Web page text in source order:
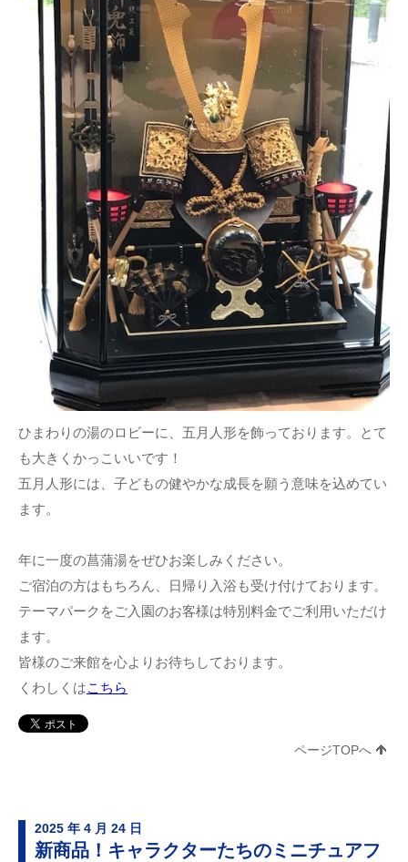
ひまわりの湯のロビーに、五月人形を飾っております。とて
も大きくかっこいいです！
五月人形には、子どもの健やかな成長を願う意味を込めてい
ます。
年に一度の菖蒲湯をぜひお楽しみください。
ご宿泊の方はもちろん、日帰り入浴も受け付けております。
テーマパークをご入園のお客様は特別料金でご利用いただけ
ます。
皆様のご来館を心よりお待ちしております。
くわしくはこちら
ページTOPへ
2025 年 4 月 24 日
新商品！キャラクターたちのミニチュアフ